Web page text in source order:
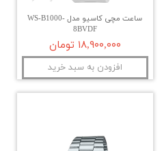
ساعت مچی کاسیو مدل WS-B1000-
8BVDF
۱۸,۹۰۰,۰۰۰ تومان
افزودن به سبد خرید